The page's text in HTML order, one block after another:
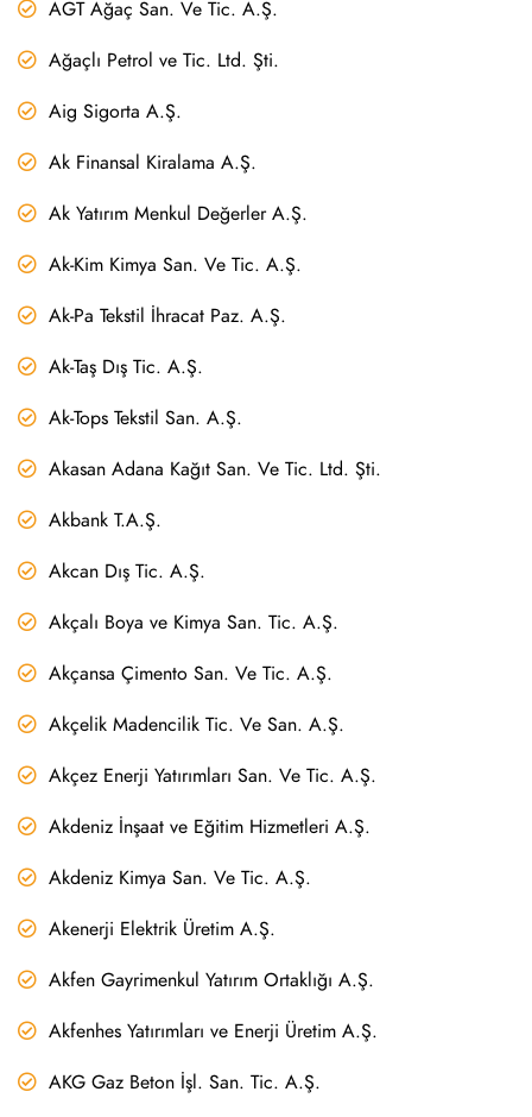
AGT Ağaç San. Ve Tic. A.Ş.
Ağaçlı Petrol ve Tic. Ltd. Şti.
Aig Sigorta A.Ş.
Ak Finansal Kiralama A.Ş.
Ak Yatırım Menkul Değerler A.Ş.
Ak-Kim Kimya San. Ve Tic. A.Ş.
Ak-Pa Tekstil İhracat Paz. A.Ş.
Ak-Taş Dış Tic. A.Ş.
Ak-Tops Tekstil San. A.Ş.
Akasan Adana Kağıt San. Ve Tic. Ltd. Şti.
Akbank T.A.Ş.
Akcan Dış Tic. A.Ş.
Akçalı Boya ve Kimya San. Tic. A.Ş.
Akçansa Çimento San. Ve Tic. A.Ş.
Akçelik Madencilik Tic. Ve San. A.Ş.
Akçez Enerji Yatırımları San. Ve Tic. A.Ş.
Akdeniz İnşaat ve Eğitim Hizmetleri A.Ş.
Akdeniz Kimya San. Ve Tic. A.Ş.
Akenerji Elektrik Üretim A.Ş.
Akfen Gayrimenkul Yatırım Ortaklığı A.Ş.
Akfenhes Yatırımları ve Enerji Üretim A.Ş.
AKG Gaz Beton İşl. San. Tic. A.Ş.